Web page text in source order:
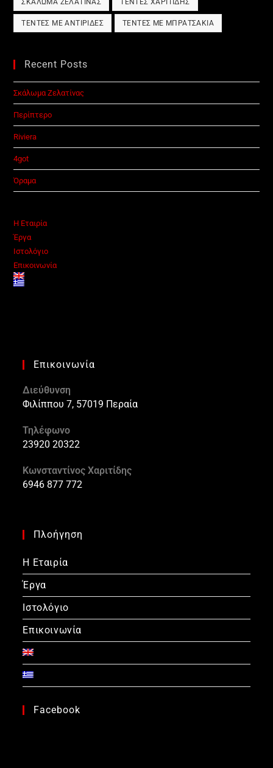
ΤΈΝΤΕΣ ΜΕ ΑΝΤΙΡΊΔΕΣ ΤΈΝΤΕΣ ΜΕ ΜΠΡΑΤΣΆΚΙΑ
Recent Posts
Σκάλωμα Ζελατίνας
Περίπτερο
Riviera
4got
Όραμα
Η Εταιρία
Έργα
Ιστολόγιο
Επικοινωνία
Επικοινωνία
Διεύθυνση
Φιλίππου 7, 57019 Περαία
Τηλέφωνο
23920 20322
Κωνσταντίνος Χαριτίδης
6946 877 772
Πλοήγηση
Η Εταιρία
Έργα
Ιστολόγιο
Επικοινωνία
Facebook